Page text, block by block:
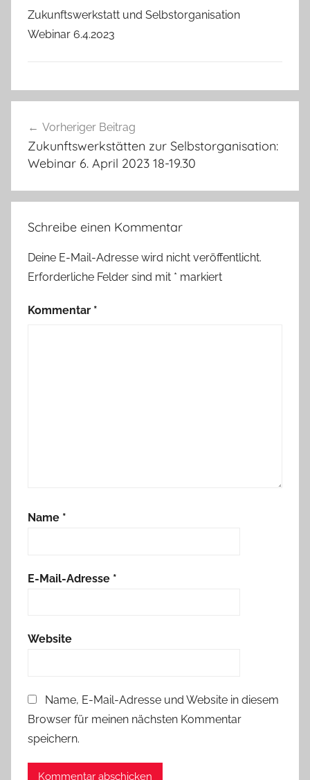
Zukunftswerkstatt und Selbstorganisation
Webinar 6.4.2023
Vorheriger Beitrag
Zukunftswerkstätten zur Selbstorganisation:
Webinar 6. April 2023 18-19.30
Schreibe einen Kommentar
Deine E-Mail-Adresse wird nicht veröffentlicht.
Erforderliche Felder sind mit * markiert
Kommentar *
Name *
E-Mail-Adresse *
Website
Name, E-Mail-Adresse und Website in diesem
Browser für meinen nächsten Kommentar
speichern.